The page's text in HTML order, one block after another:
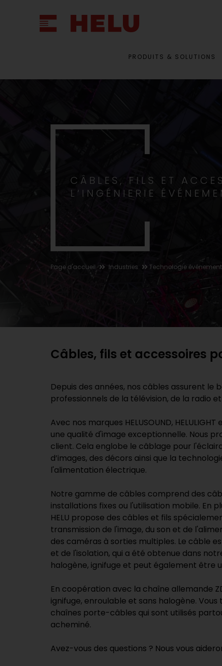
PRODUITS & SOLUTIONS
CÂBLES, FILS ET
L‘INGÉNIERIE
Page d'accueil Industries Technologie
Câbles, fils et accessoires
Depuis des années, nos câbles assurent
professionnels de la télévision, de la radio
Avec nos marques HELUSOUND,
une qualité d'image exceptionnelle. Nous
client. Cela englobe le câblage pour
d’images, des décors ainsi que la
l'alimentation électrique.
Notre gamme de câbles comprend des
installations fixes ou l'utilisation mobile. En
HELU propose des câbles et fils
transmission de l'image, du son et de
des caméras à sorties multiples. Le câble
et de l'isolation, qui a été obtenue dans
halogène, ignifuge et peut également être
En coopération avec la chaîne allemande
ignifuge, enroulable et sans halogène.
chaînes porte-câbles qui sont utilisés
acheminé.
Avez-vous des questions ? Nous vous